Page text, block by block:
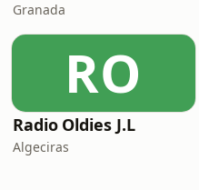
Granada
RO
Radio Oldies J.L
Algeciras